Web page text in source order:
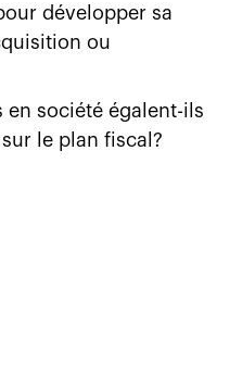
développer sa
ou
en société égalent-ils
sur le plan fiscal?